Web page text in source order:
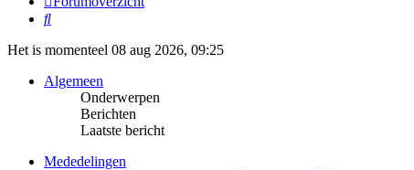
Zoek
Het is momenteel 08 aug 2026, 09:25
Algemeen
Onderwerpen
Berichten
Laatste bericht
Mededelingen